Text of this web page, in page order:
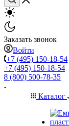
Заказать звонок
Войти
+7 (495) 150-18-54
+7 (495) 150-18-54
8 (800) 500-78-35
Каталог